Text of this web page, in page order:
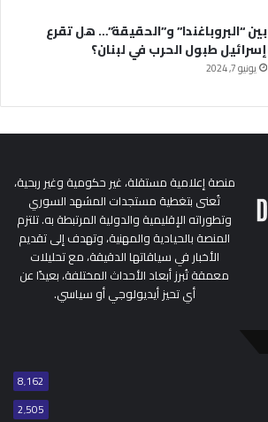
بين “البروباغندا” و”الحقيقة”… هل تقرع
إسرائيل طبول الحرب في لبنان؟
يونيو 7, 2024
منصة إعلامية مستقلة، غير حكومية وغير ربحية،
تُعنى بتغطية مستجدات المشهد السوري
وتطوراته الإقليمية والدولية المرتبطة به. تلتزم
المنصة بالحيادية والمهنية، وتهدف إلى تقديم
الأخبار في سياقاتها الدقيقة، مع تحليلات
معمقة تُبرز أبعاد الأحداث المختلفة، بعيدًا عن
أي تحيز أيديولوجي أو سياسي.
8٬162
2٬505